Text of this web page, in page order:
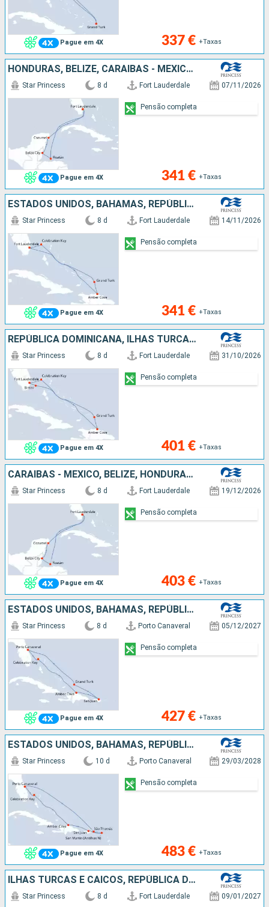
Pague em 4X 337 € +Taxas
HONDURAS, BELIZE, CARAIBAS - MEXICO, ESTADOS UNIDOS
Pague em 4X
Star Princess 8 d Fort Lauderdale 07/11/2026
341 € +Taxas
Pensão completa
ESTADOS UNIDOS, BAHAMAS, REPÚBLICA DOMINICANA, ILHAS TURCAS E CAICOS
Pague em 4X
Star Princess 8 d Fort Lauderdale 14/11/2026
341 € +Taxas
Pensão completa
REPÚBLICA DOMINICANA, ILHAS TURCAS E CAICOS, BAHAMAS, ESTADOS UNIDOS
Pague em 4X
Star Princess 8 d Fort Lauderdale 31/10/2026
401 € +Taxas
Pensão completa
CARAIBAS - MEXICO, BELIZE, HONDURAS, ESTADOS UNIDOS
Pague em 4X
Star Princess 8 d Fort Lauderdale 19/12/2026
403 € +Taxas
Pensão completa
ESTADOS UNIDOS, BAHAMAS, REPÚBLICA DOMINICANA, PORTO RICO, ILHAS TURCAS E CAICOS
Pague em 4X
Star Princess 8 d Porto Canaveral 05/12/2027
427 € +Taxas
Pensão completa
ESTADOS UNIDOS, BAHAMAS, REPÚBLICA DOMINICANA, PORTO RICO, SÃO MARTINHO, SÃO TOMÁS
Pague em 4X
Star Princess 10 d Porto Canaveral 29/03/2028
483 € +Taxas
Pensão completa
ILHAS TURCAS E CAICOS, REPÚBLICA DOMINICANA, BAHAMAS, ESTADOS UNIDOS
Star Princess 8 d Fort Lauderdale 09/01/2027